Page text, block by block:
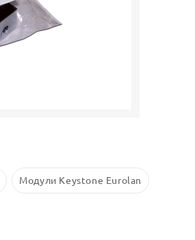
Модули Keystone Eurolan